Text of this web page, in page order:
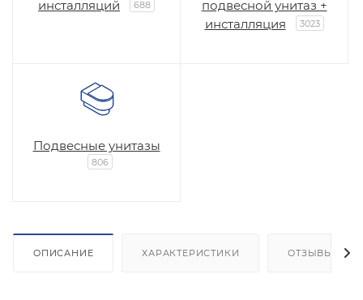
инсталляций
688
подвесной унитаз +
инсталляция
3023
Подвесные унитазы
806
ОПИСАНИЕ ХАРАКТЕРИСТИКИ ОТЗЫВЫ